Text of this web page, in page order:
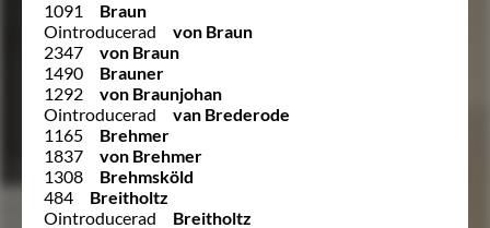
1091
Braun
Ointroducerad
von Braun
2347
von Braun
1490
Brauner
1292
von Braunjohan
Ointroducerad
van Brederode
1165
Brehmer
1837
von Brehmer
1308
Brehmsköld
484
Breitholtz
Ointroducerad
Breitholtz